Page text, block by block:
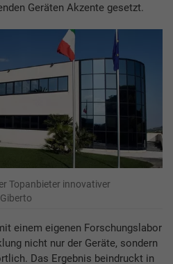
Geräten Akzente gesetzt.
Topanbieter innovativer
einem eigenen Forschungslabor
nicht nur der Geräte, sondern
Das Ergebnis beindruckt in